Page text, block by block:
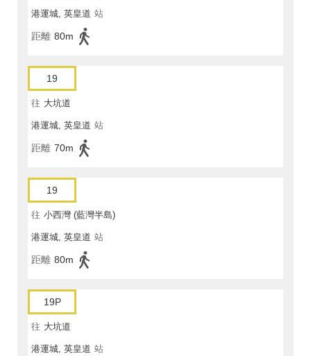
港運城, 英皇道 站
距離 80m
19
往 大坑道
港運城, 英皇道 站
距離 70m
19
往 小西灣 (藍灣半島)
港運城, 英皇道 站
距離 80m
19P
往 大坑道
港運城, 英皇道 站